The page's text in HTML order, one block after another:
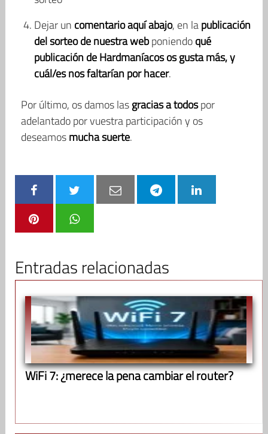
Dejar un comentarioaquí abajo, en lapublicación
del sorteo de nuestra webponiendoqué
publicación de Hardmaníacos os gusta más, y
cuál/es nos faltarían por hacer.
Por último, os damos lasgraciasa todospor
adelantado por vuestra participación y os
deseamosmucha suerte.
Entradas relacionadas
WiFi 7: ¿merece la pena cambiar el router?